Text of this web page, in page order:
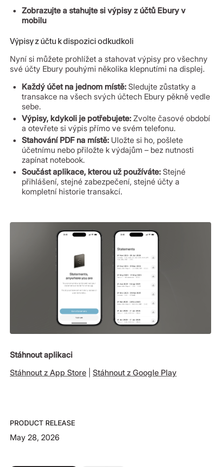
Zobrazujte a stahujte si výpisy z účtů Ebury v
mobilu
Výpisy z účtu k dispozici odkudkoli
Nyní si můžete prohlížet a stahovat výpisy pro všechny
své účty Ebury pouhými několika klepnutími na displej.
Každý účet na jednom místě: Sledujte zůstatky a
transakce na všech svých účtech Ebury pěkně vedle
sebe.
Výpisy, kdykoli je potřebujete: Zvolte časové období
a otevřete si výpis přímo ve svém telefonu.
Stahování PDF na místě: Uložte si ho, pošlete
účetnímu nebo přiložte k výdajům – bez nutnosti
zapínat notebook.
Součást aplikace, kterou už používáte: Stejné
přihlášení, stejné zabezpečení, stejné účty a
kompletní historie transakcí.
Stáhnout aplikaci
Stáhnout z App Store
Stáhnout z Google Play
PRODUCT RELEASE
May 28, 2026